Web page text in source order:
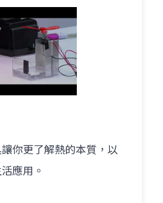
你更了解熱的本質，以
應用。